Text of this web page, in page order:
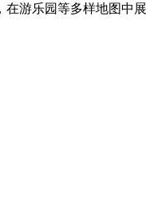
游乐园等多样地图中